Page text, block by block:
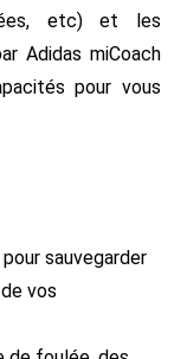
etc) et les
Adidas miCoach
pour vous
sauvegarder
vos